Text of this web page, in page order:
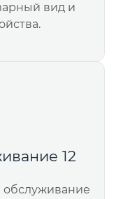
вид и
12
обслуживание